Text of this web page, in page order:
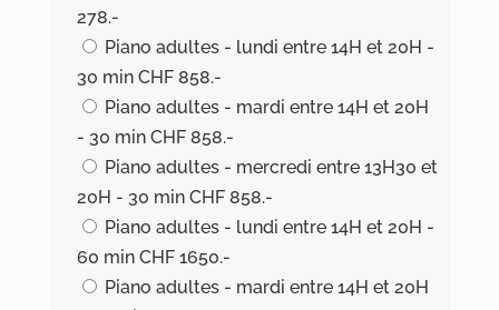
278.-
Piano adultes - lundi entre 14H et 20H -
30 min CHF 858.-
Piano adultes - mardi entre 14H et 20H
- 30 min CHF 858.-
Piano adultes - mercredi entre 13H30 et
20H - 30 min CHF 858.-
Piano adultes - lundi entre 14H et 20H -
60 min CHF 1650.-
Piano adultes - mardi entre 14H et 20H